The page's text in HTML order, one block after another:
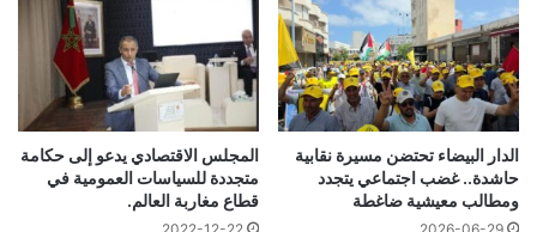
الدار البيضاء تحتضن مسيرة نقابية
حاشدة.. غضب اجتماعي يتجدد
ومطالب معيشية ضاغطة
المجلس الاقتصادي يدعو إلى حكامة
متجددة للسياسات العمومية في
قطاع مغاربة العالم.